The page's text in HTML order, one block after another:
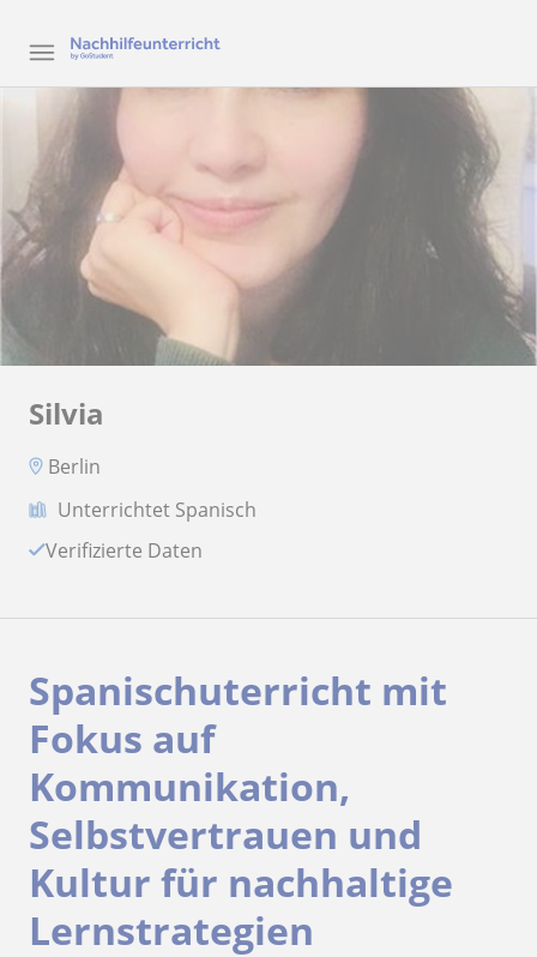
Silvia
Berlin
Unterrichtet Spanisch
Verifizierte Daten
Spanischuterricht mit
Fokus auf
Kommunikation,
Selbstvertrauen und
Kultur für nachhaltige
Lernstrategien